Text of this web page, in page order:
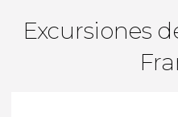
Excursiones